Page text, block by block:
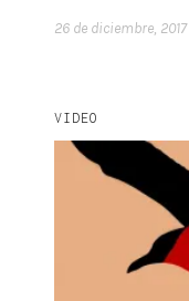
26 de diciembre, 2017
VIDEO